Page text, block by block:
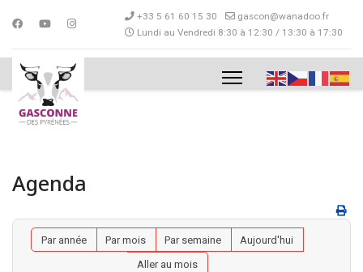
+33 5 61 60 15 30
gascon@wanadoo.fr
Lundi au Vendredi 8:30 à 12:30 / 13:30 à 17:30
Agenda
Par année Par mois Par semaine
Aujourd'hui
Aller au mois